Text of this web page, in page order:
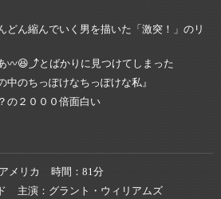
どん縮んでいく男を描いた「激突！」のリ
〰️😆⤴️とばかりに見つけてしまった
中のちっぽけなちっぽけな私』
の２０００倍面白い
アメリカ 時間
81分
主演 グラント・ウィリアムズ